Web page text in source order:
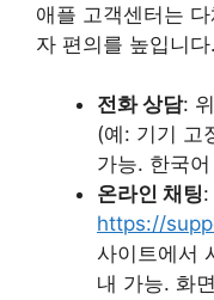
애플 고객센터는
자 편의를 높입니
전화 상담:
(예: 기기 고
가능. 한국
온라인 채팅:
https://
사이트에서
내 가능. 화